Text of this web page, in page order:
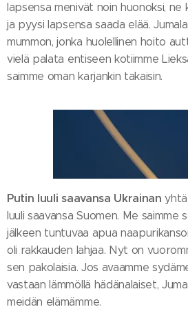
lapsensa menivät noin huonoksi, ne
ja pyysi lapsensa saada elää.
mummon, jonka huolellinen hoito
vielä palata entiseen kotiimme
saimme oman karjankin takaisin.
Putin luuli saavansa Ukrainan yhtä
luuli saavansa Suomen. Me saimme
jälkeen tuntuvaa apua
oli rakkauden lahjaa. Nyt on
sen pakolaisia. Jos avaamme
vastaan lämmöllä hädänalaiset,
meidän elämämme.